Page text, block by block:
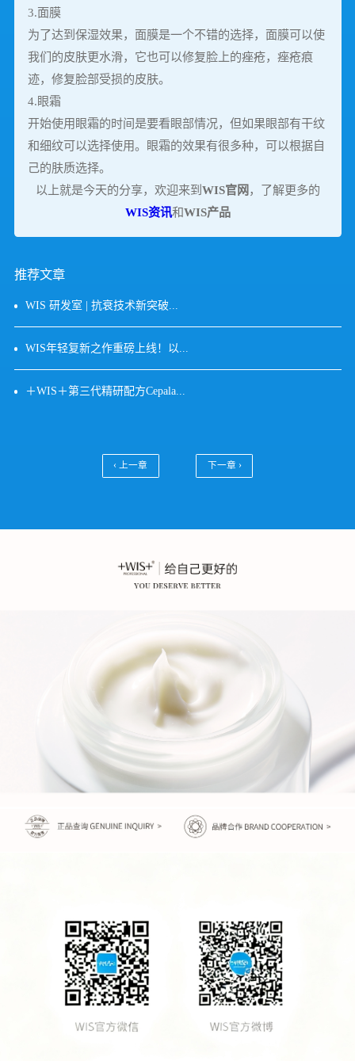
3.面膜
为了达到保湿效果，面膜是一个不错的选择，面膜可以使
我们的皮肤更水滑，它也可以修复脸上的痤疮，痤疮痕
迹，修复脸部受损的皮肤。
4.眼霜
开始使用眼霜的时间是要看眼部情况，但如果眼部有干纹
和细纹可以选择使用。眼霜的效果有很多种，可以根据自
己的肤质选择。
以上就是今天的分享，欢迎来到 WIS官网 ，了解更多的
WIS资讯和WIS产品
推荐文章
WIS 研发室 | 抗衰技术新突破...
WIS年轻复新之作重磅上线！以...
＋WIS＋第三代精研配方Cepala...
‹ 上一章 下一章 ›